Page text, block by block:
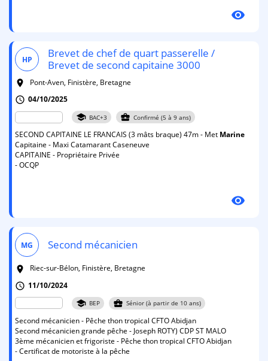
visibility
HP
Brevet de chef de quart passerelle /
Brevet de second capitaine 3000
room
Pont-Aven, Finistère, Bretagne
schedule 04/10/2025
school BAC+3 business_center Confirmé (5 à 9 ans)
SECOND CAPITAINE LE FRANCAIS (3 mâts braque) 47m - Met Marine
Capitaine - Maxi Catamarant Caseneuve
CAPITAINE - Propriétaire Privée
- OCQP
visibility
MG Second mécanicien
room
Riec-sur-Bélon, Finistère, Bretagne
schedule 11/10/2024
school BEP business_center Sénior (à partir de 10 ans)
Second mécanicien - Pêche thon tropical CFTO Abidjan
Second mécanicien grande pêche - Joseph ROTY) CDP ST MALO
3ème mécanicien et frigoriste - Pêche thon tropical CFTO Abidjan
- Certificat de motoriste à la pêche